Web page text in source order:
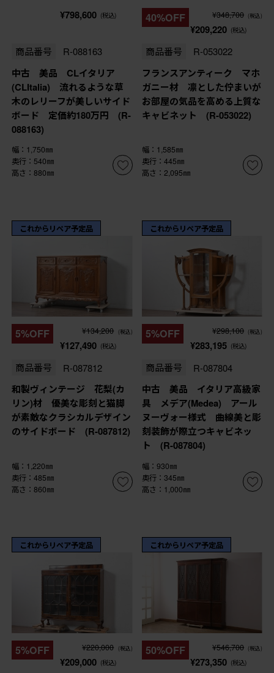
¥798,600 (税込)
商品番号 R-088163
中古 美品 CLイタリア
(CLItalia) 流れるような草
木のレリーフが美しいサイド
ボード 定価約180万円 (R-
088163)
幅：1,750㎜
奥行：540㎜
高さ：880㎜
40%OFF ¥348,700 (税込)
¥209,220 (税込)
商品番号 R-053022
フランスアンティーク マホ
ガニー材 凛とした佇まいが
お部屋の気品を高める上質な
キャビネット (R-053022)
幅：1,585㎜
奥行：445㎜
高さ：2,095㎜
これからリペア予定品
5%OFF ¥134,200 (税込)
¥127,490 (税込)
商品番号 R-087812
和製ヴィンテージ 花梨(カ
リン)材 優美な彫刻と猫脚
が素敵なクラシカルデザイン
のサイドボード (R-087812)
幅：1,220㎜
奥行：485㎜
高さ：860㎜
これからリペア予定品
5%OFF ¥298,100 (税込)
¥283,195 (税込)
商品番号 R-087804
中古 美品 イタリア高級家
具 メデア(Medea) アール
ヌーヴォー様式 曲線美と彫
刻装飾が際立つキャビネッ
ト (R-087804)
幅：930㎜
奥行：345㎜
高さ：1,000㎜
これからリペア予定品
5%OFF ¥220,000 (税込)
¥209,000 (税込)
これからリペア予定品
50%OFF ¥546,700 (税込)
¥273,350 (税込)